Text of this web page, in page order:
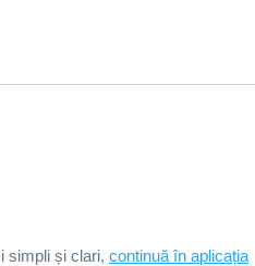
simpli și clari, continuă în aplicația